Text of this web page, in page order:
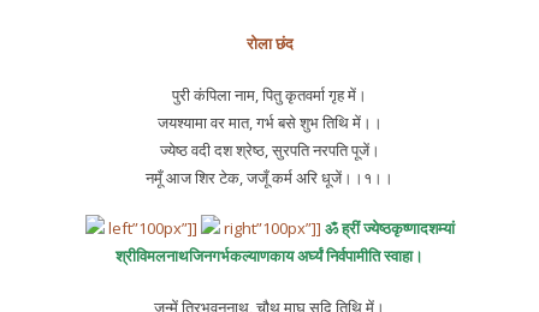
रोला छंद
पुरी कंपिला नाम, पितु कृतवर्मा गृह में।
जयश्यामा वर मात, गर्भ बसे शुभ तिथि में।।
ज्येष्ठ वदी दश श्रेष्ठ, सुरपति नरपति पूजें।
नमूँ आज शिर टेक, जजूँ कर्म अरि धूजें।।१।।
left”100px”]] right”100px”]] ॐ ह्रीं ज्येष्ठकृष्णादशम्यां
श्रीविमलनाथजिनगर्भकल्याणकाय अर्घ्यं निर्वपामीति स्वाहा।
जन्में त्रिभुवननाथ, चौथ माघ सुदि तिथि में।